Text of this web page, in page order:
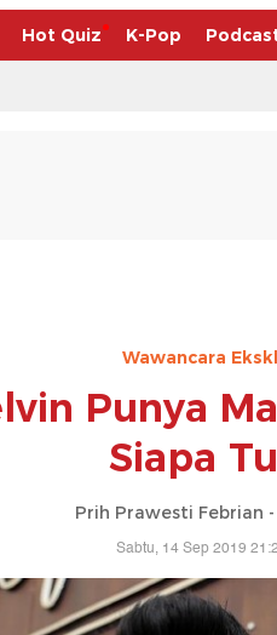
Hot Quiz K-Pop
Wawancara
Punya
Siapa
Prih Prawesti Febrian -
Sabtu, 14 Sep 2019